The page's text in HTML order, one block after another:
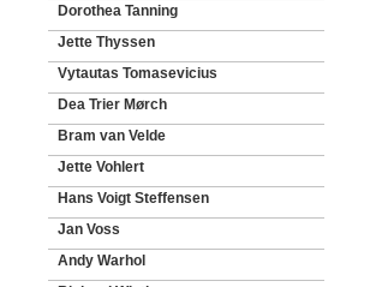
Dorothea Tanning
Jette Thyssen
Vytautas Tomasevicius
Dea Trier Mørch
Bram van Velde
Jette Vohlert
Hans Voigt Steffensen
Jan Voss
Andy Warhol